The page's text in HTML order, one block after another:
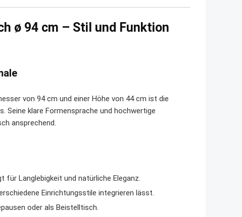
ø 94 cm – Stil und Funktion
von 94 cm und einer Höhe von 44 cm ist die
Seine klare Formensprache und hochwertige
ansprechend.
Langlebigkeit und natürliche Eleganz.
Einrichtungsstile integrieren lässt.
oder als Beistelltisch.